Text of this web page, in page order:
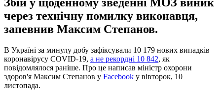
через технічну помилку виконавця,
запевнив Максим Степанов.
В Україні за минулу добу зафіксували 10 179 нових випадків
коронавірусу COVID-19, а не рекордні 10 842, як
повідомлялося раніше. Про це написав міністр охорони
здоров'я Максим Степанов у Facebook у вівторок, 10
листопада.